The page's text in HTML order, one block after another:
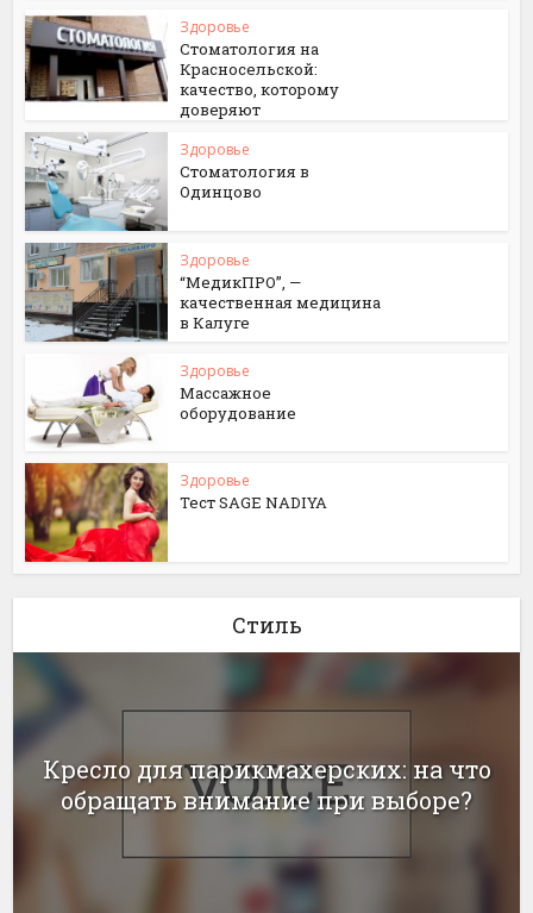
Здоровье
Стоматология на
Красносельской:
качество, которому
доверяют
Здоровье
Стоматология в
Одинцово
Здоровье
“МедикПРО”, —
качественная медицина
в Калуге
Здоровье
Массажное
оборудование
Здоровье
Тест SAGE NADIYA
Стиль
Кресло для парикмахерских: на что
обращать внимание при выборе?